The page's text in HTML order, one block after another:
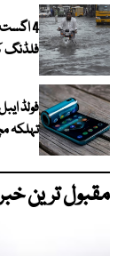
4
فلڈنگ
فولڈ
تہلکہ
مقبول ترین